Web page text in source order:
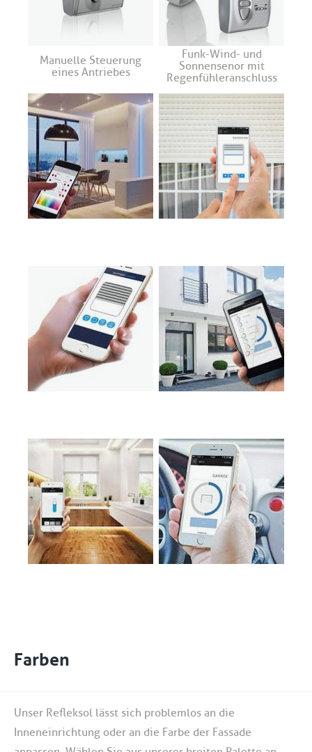
Manuelle Steuerung
eines Antriebes
Funk-Wind- und
Sonnensenor mit
Regenfühleranschluss
Farben
Unser Refleksol lässt sich problemlos an die
Inneneinrichtung oder an die Farbe der Fassade